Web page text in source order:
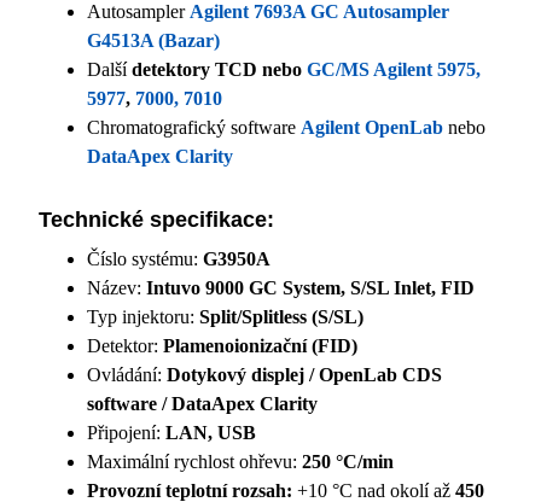
Autosampler Agilent 7693A GC Autosampler
G4513A (Bazar)
Dalšídetektory TCD nebo GC/MS Agilent 5975,
5977, 7000, 7010
Chromatografický software Agilent OpenLab nebo
DataApex Clarity
Technické specifikace:
Číslo systému: G3950A
Název: Intuvo 9000 GC System, S/SL Inlet, FID
Typ injektoru: Split/Splitless (S/SL)
Detektor: Plamenoionizační (FID)
Ovládání: Dotykový displej / OpenLab CDS
software / DataApex Clarity
Připojení: LAN, USB
Maximální rychlost ohřevu: 250 °C/min
Provozní teplotní rozsah: +10 °C nad okolí až 450